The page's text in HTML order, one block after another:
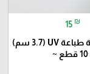
15 ₪
ثيمات خشبية طباعة UV (3.7 سم)